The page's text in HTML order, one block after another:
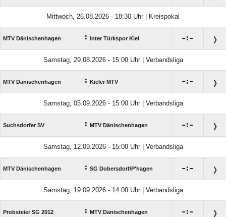
Mittwoch, 26.08.2026 - 18:30 Uhr | Kreispokal
MTV Dänischenhagen : Inter Türkspor Kiel :
Samstag, 29.08.2026 - 15:00 Uhr | Verbandsliga
MTV Dänischenhagen : Kieler MTV :
Samstag, 05.09.2026 - 15:00 Uhr | Verbandsliga
Suchsdorfer SV : MTV Dänischenhagen :
Samstag, 12.09.2026 - 15:00 Uhr | Verbandsliga
MTV Dänischenhagen : SG Dobersdorf/​P'hagen :
Samstag, 19.09.2026 - 14:00 Uhr | Verbandsliga
Probsteier SG 2012 : MTV Dänischenhagen :